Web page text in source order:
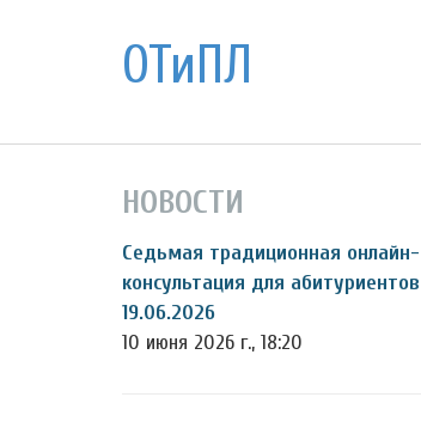
ОТиПЛ
НОВОСТИ
Седьмая традиционная онлайн-
консультация для абитуриентов
19.06.2026
10 июня 2026 г., 18:20